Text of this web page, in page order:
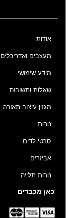
אודות
מעצבים ואדריכלים
מידע שימושי
שאלות ותשובות
מגזין עיצוב תאורה
נורות
סרטי לדים
אביזרים
נורות תלייה
כאן מכבדים